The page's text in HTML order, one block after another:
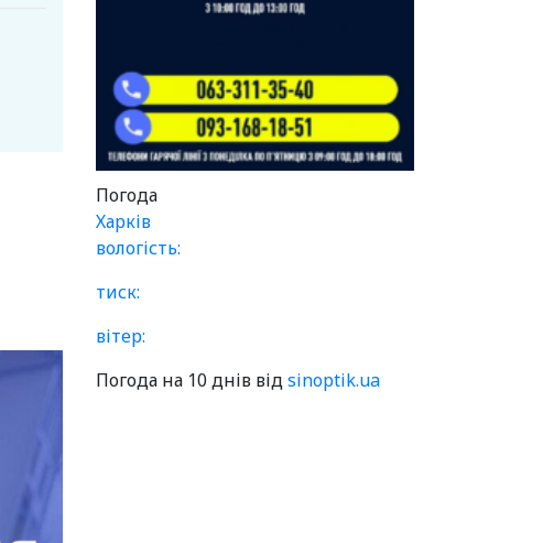
Погода
Харків
вологість:
тиск:
вітер:
Погода на 10 днів відsinoptik.ua